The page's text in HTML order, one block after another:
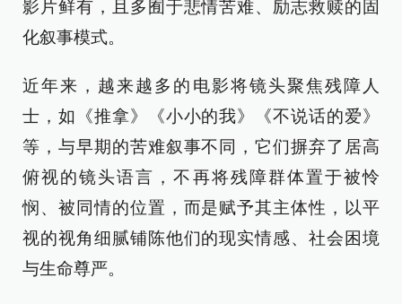
影片鲜有，且多囿于悲情苦难、励志救赎的固
化叙事模式。
近年来，越来越多的电影将镜头聚焦残障人
士，如《推拿》《小小的我》《不说话的爱》
等，与早期的苦难叙事不同，它们摒弃了居高
俯视的镜头语言，不再将残障群体置于被怜
悯、被同情的位置，而是赋予其主体性，以平
视的视角细腻铺陈他们的现实情感、社会困境
与生命尊严。